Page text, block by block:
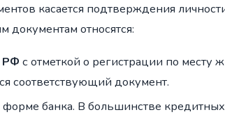
касается подтверждения
документам относятся:
РФ с отметкой о регистрации по месту
соответствующий документ.
форме банка. В большинстве кредитных